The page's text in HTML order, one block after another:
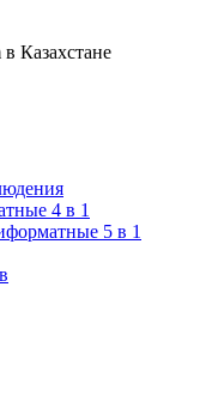
Казахстане
4 в 1
5 в 1